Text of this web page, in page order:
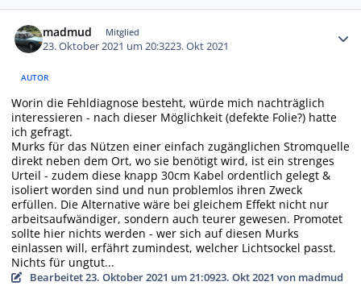
madmud Mitglied
23. Oktober 2021 um 20:3223. Okt 2021
AUTOR
Worin die Fehldiagnose besteht, würde mich nachträglich
interessieren - nach dieser Möglichkeit (defekte Folie?) hatte
ich gefragt.
Murks für das Nützen einer einfach zugänglichen Stromquelle
direkt neben dem Ort, wo sie benötigt wird, ist ein strenges
Urteil - zudem diese knapp 30cm Kabel ordentlich gelegt &
isoliert worden sind und nun problemlos ihren Zweck
erfüllen. Die Alternative wäre bei gleichem Effekt nicht nur
arbeitsaufwändiger, sondern auch teurer gewesen. Promotet
sollte hier nichts werden - wer sich auf diesen Murks
einlassen will, erfährt zumindest, welcher Lichtsockel passt.
Nichts für ungtut...
Bearbeitet23. Oktober 2021 um 21:0923. Okt 2021 von madmud